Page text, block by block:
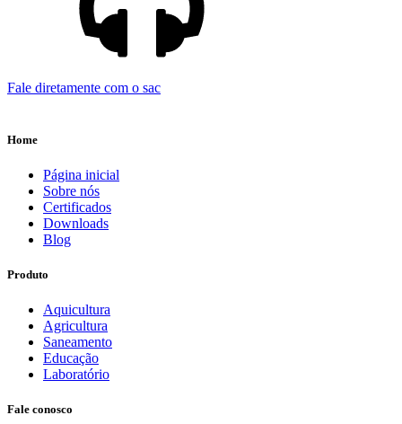
Fale diretamente com o sac
Home
Página inicial
Sobre nós
Certificados
Downloads
Blog
Produto
Aquicultura
Agricultura
Saneamento
Educação
Laboratório
Fale conosco